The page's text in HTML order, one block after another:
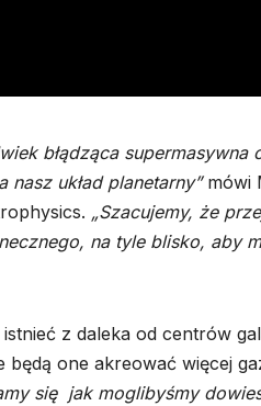
błądząca supermasywna
nasz układ planetarny” mówi
„Szacujemy, że
na tyle blisko, aby
z daleka od centrów
będą one akreować więcej
się jak moglibyśmy